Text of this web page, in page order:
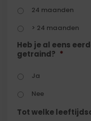
24 maanden
> 24 maanden
Heb je al eens
getraind? *
Ja
Nee
Tot welke